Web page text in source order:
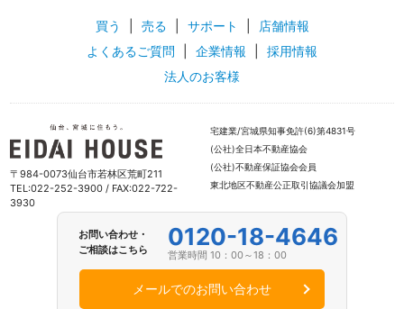
買う 売る サポート
店舗情報
よくあるご質問
企業情報
採用情報
法人のお客様
〒984-0073仙台市若林区荒町211
TEL:022-252-3900 / FAX:022-722-
3930
宅建業/宮城県知事免許(6)第4831号
(公社)全日本不動産協会
(公社)不動産保証協会会員
東北地区不動産公正取引協議会加盟
お問い合わせ・
ご相談はこちら
0120-18-4646
営業時間 10：00～18：00
メールでのお問い合わせ